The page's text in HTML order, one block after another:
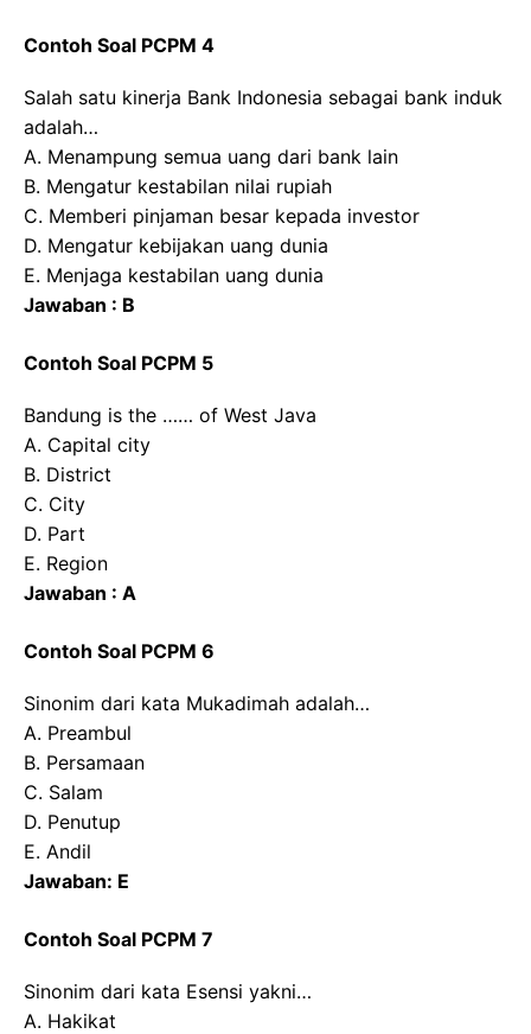
Contoh Soal PCPM 4
Salah satu kinerja Bank Indonesia sebagai bank induk
adalah…
A. Menampung semua uang dari bank lain
B. Mengatur kestabilan nilai rupiah
C. Memberi pinjaman besar kepada investor
D. Mengatur kebijakan uang dunia
E. Menjaga kestabilan uang dunia
Jawaban : B
Contoh Soal PCPM 5
Bandung is the …… of West Java
A. Capital city
B. District
C. City
D. Part
E. Region
Jawaban : A
Contoh Soal PCPM 6
Sinonim dari kata Mukadimah adalah…
A. Preambul
B. Persamaan
C. Salam
D. Penutup
E. Andil
Jawaban: E
Contoh Soal PCPM 7
Sinonim dari kata Esensi yakni…
A. Hakikat